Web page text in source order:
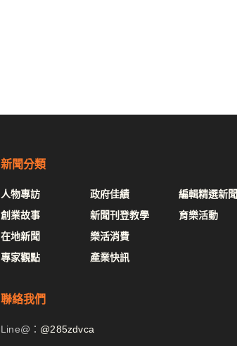
新聞分類
人物專訪
創業故事
在地新聞
專家觀點
政府佳績
新聞刊登教學
樂活消費
產業快訊
編輯精選新聞
育樂活動
聯絡我們
Line@： @285zdvca